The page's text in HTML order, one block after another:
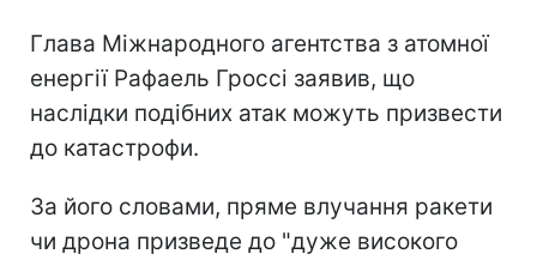
Глава Міжнародного агентства з атомної
енергії Рафаель Гроссі заявив, що
наслідки подібних атак можуть призвести
до катастрофи.
За його словами, пряме влучання ракети
чи дрона призведе до "дуже високого